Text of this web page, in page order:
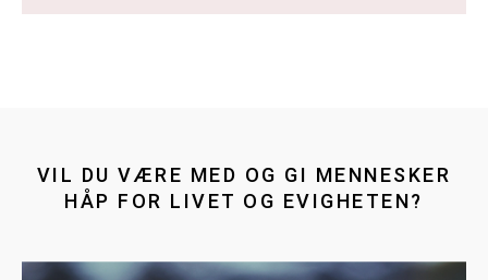
VIL DU VÆRE MED OG GI MENNESKER
HÅP FOR LIVET OG EVIGHETEN?